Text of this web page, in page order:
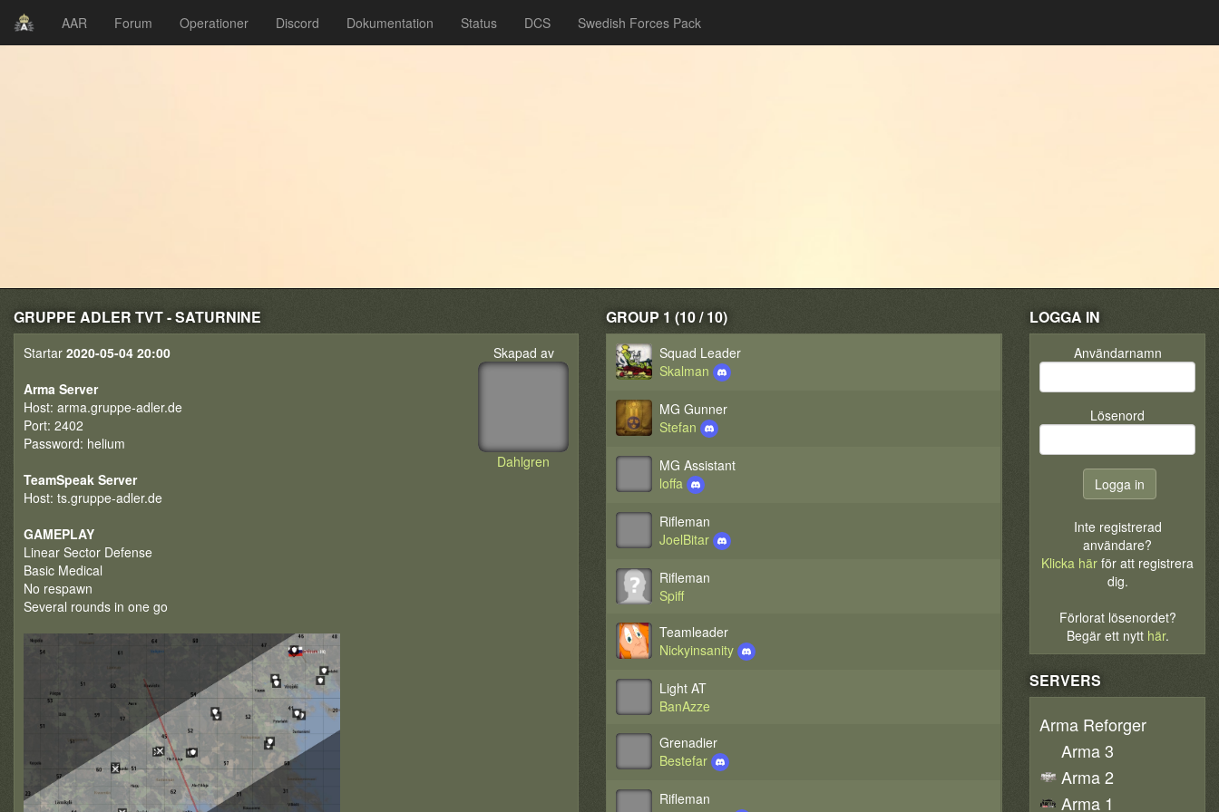
AAR Forum Operationer Discord Dokumentation Status DCS Swedish Forces Pack
GRUPPE ADLER TVT - SATURNINE
Skapad av
Dahlgren
Startar 2020-05-04 20:00
Arma Server
Host: arma.gruppe-adler.de
Port: 2402
Password: helium
TeamSpeak Server
Host: ts.gruppe-adler.de
GAMEPLAY
Linear Sector Defense
Basic Medical
No respawn
Several rounds in one go
GROUP 1 (10 / 10)
Squad Leader
Skalman
MG Gunner
Stefan
MG Assistant
loffa
Rifleman
JoelBitar
Rifleman
Spiff
Teamleader
Nickyinsanity
Light AT
BanAzze
Grenadier
Bestefar
Rifleman
LOGGA IN
Användarnamn
Lösenord
Inte registrerad
användare?
Klicka här för att registrera
dig.
Förlorat lösenordet?
Begär ett nytt här.
SERVERS
Arma Reforger
Arma 3
Arma 2
Arma 1